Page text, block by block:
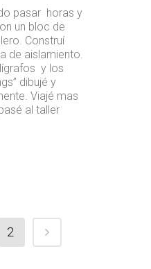
pasar horas y
un bloc de
Construí
de aislamiento.
y los
dibujé y
Viajé mas
al taller
2